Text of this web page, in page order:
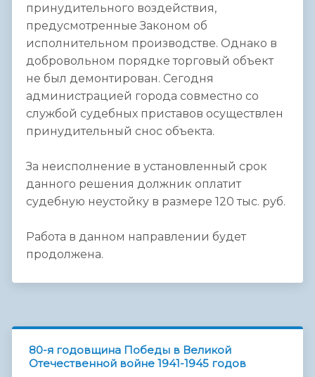
принудительного воздействия,
предусмотренные Законом об
исполнительном производстве. Однако в
добровольном порядке торговый объект
не был демонтирован. Сегодня
администрацией города совместно со
службой судебных приставов осуществлен
принудительный снос объекта.
За неисполнение в установленный срок
данного решения должник оплатит
судебную неустойку в размере 120 тыс. руб.
Работа в данном направлении будет
продолжена.
80-я годовщина Победы в Великой
Отечественной войне 1941-1945 годов